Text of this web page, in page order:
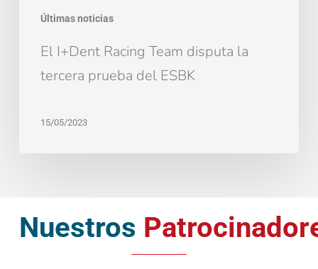
Últimas noticias
El I+Dent Racing Team disputa la
tercera prueba del ESBK
15/05/2023
Nuestros